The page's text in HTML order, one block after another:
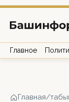
Главное
Главная/